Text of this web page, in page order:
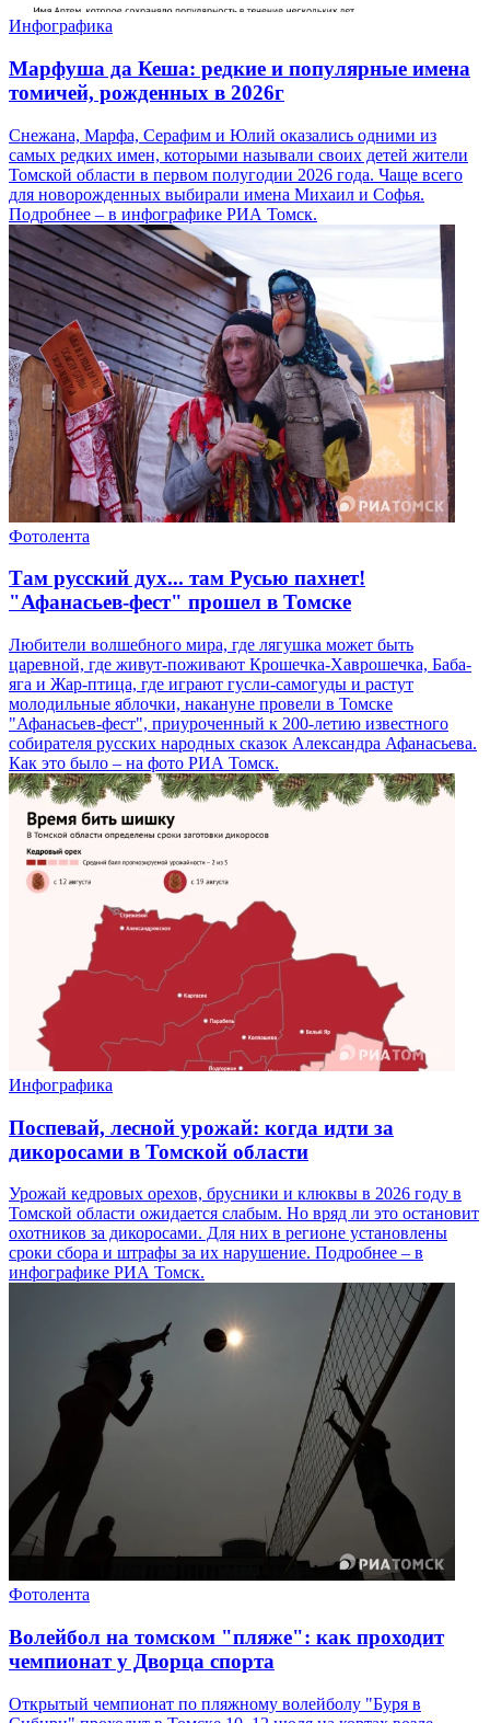
Инфографика
Марфуша да Кеша: редкие и популярные имена
томичей, рожденных в 2026г
Снежана, Марфа, Серафим и Юлий оказались одними из
самых редких имен, которыми называли своих детей жители
Томской области в первом полугодии 2026 года. Чаще всего
для новорожденных выбирали имена Михаил и Софья.
Подробнее – в инфографике РИА Томск.
Фотолента
Там русский дух... там Русью пахнет!
"Афанасьев-фест" прошел в Томске
Любители волшебного мира, где лягушка может быть
царевной, где живут-поживают Крошечка-Хаврошечка, Баба-
яга и Жар-птица, где играют гусли-самогуды и растут
молодильные яблочки, накануне провели в Томске
"Афанасьев-фест", приуроченный к 200-летию известного
собирателя русских народных сказок Александра Афанасьева.
Как это было – на фото РИА Томск.
Инфографика
Поспевай, лесной урожай: когда идти за
дикоросами в Томской области
Урожай кедровых орехов, брусники и клюквы в 2026 году в
Томской области ожидается слабым. Но вряд ли это остановит
охотников за дикоросами. Для них в регионе установлены
сроки сбора и штрафы за их нарушение. Подробнее – в
инфографике РИА Томск.
Фотолента
Волейбол на томском "пляже": как проходит
чемпионат у Дворца спорта
Открытый чемпионат по пляжному волейболу "Буря в